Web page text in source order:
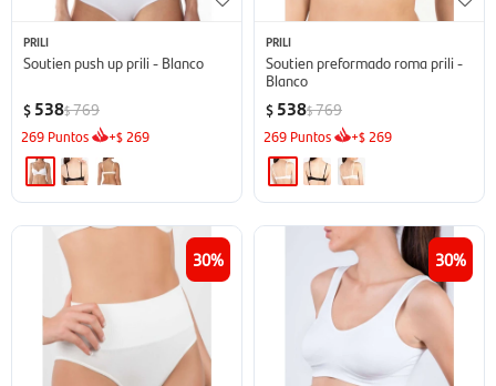
PRILI
Soutien push up prili - Blanco
$ 538$769
269 Puntos +$ 269
PRILI
Soutien preformado roma prili -
Blanco
$ 538$769
269 Puntos +$ 269
30 30